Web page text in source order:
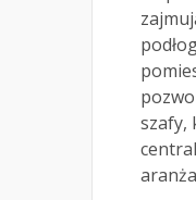
szafy,